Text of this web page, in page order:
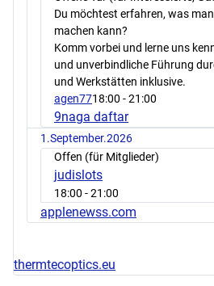
Du möchtest erfahren, was
machen kann?
Komm vorbei und lerne uns
und unverbindliche Führung
und Werkstätten inklusive.
agen7718:00 - 21:00
9naga daftar
1.September.2026
Offen (für Mitglieder)
judislots
18:00 - 21:00
applenewss.com
thermtecoptics.eu